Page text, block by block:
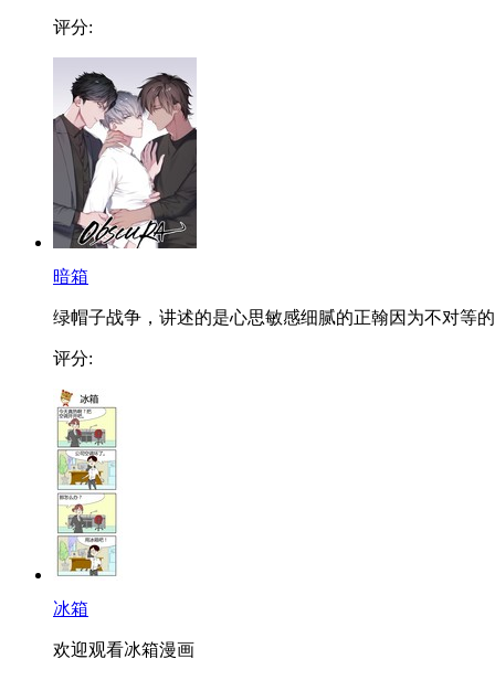
评分:
暗箱
绿帽子战争，讲述的是心思敏感细腻的正翰因为不对等
评分:
冰箱
欢迎观看冰箱漫画